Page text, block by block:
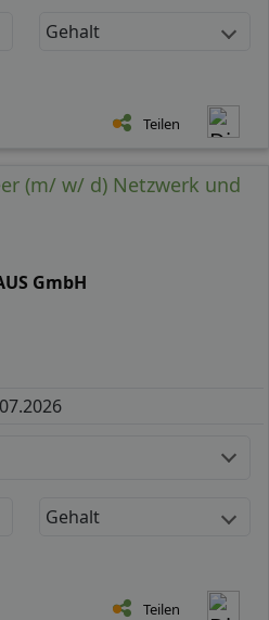
Gehalt
Teilen
(m/ w/ d) Netzwerk und
GmbH
Gehalt
Teilen